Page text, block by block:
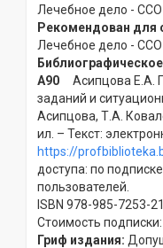
Лечебное дело - ССO
Рекомендован для
Лечебное дело - ССO
А90 Асипцова Е.А.
заданий и
Асипцова, Т.А.
ил. – Текст:
https://
доступа: по
пользователей.
ISBN 978-985-7253-
Стоимость подписки:
Гриф издания: